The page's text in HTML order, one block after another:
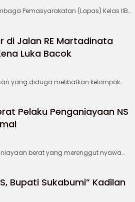
Pemasyarakatan (Lapas) Kelas IIB…
di Jalan RE Martadinata
Luka Bacok
yang diduga melibatkan kelompok…
Pelaku Penganiayaan NS
berat yang merenggut nyawa…
Bupati Sukabumi” Kadilan